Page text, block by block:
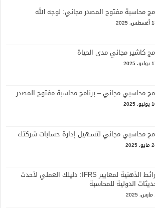
محاسبة مفتوح المصدر مجاني: لوجه الله
2025
كاشير مجاني مدى الحياة
2025
محاسبي مجاني – برنامج محاسبة مفتوح المصدر
2025
محاسبي مجاني لتسهيل إدارة حسابات شركتك
الخرائط الذهنية لمعايير IFRS: دليلك العملي لأحدث
الدولية للمحاسبة